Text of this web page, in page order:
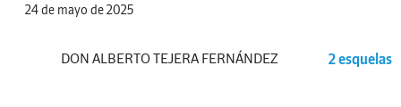
24 de mayo de 2025
DON ALBERTO TEJERA FERNÁNDEZ 2 esquelas